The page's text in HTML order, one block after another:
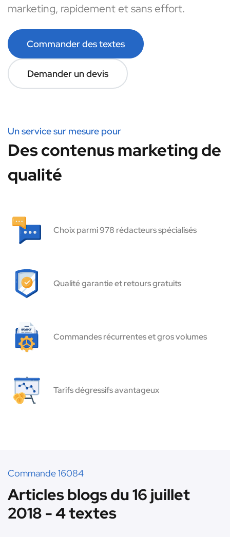
marketing, rapidement et sans effort.
Commander des textes
Demander un devis
Un service sur mesure pour
Des contenus marketing de
qualité
Choix parmi 978 rédacteurs spécialisés
Qualité garantie et retours gratuits
Commandes récurrentes et gros volumes
Tarifs dégressifs avantageux
Commande 16084
Articles blogs du 16 juillet
2018 - 4 textes